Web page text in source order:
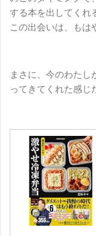
する本を出してくれ
この出会いは、もは
まさに、今のわたし
ってきてくれた感じ